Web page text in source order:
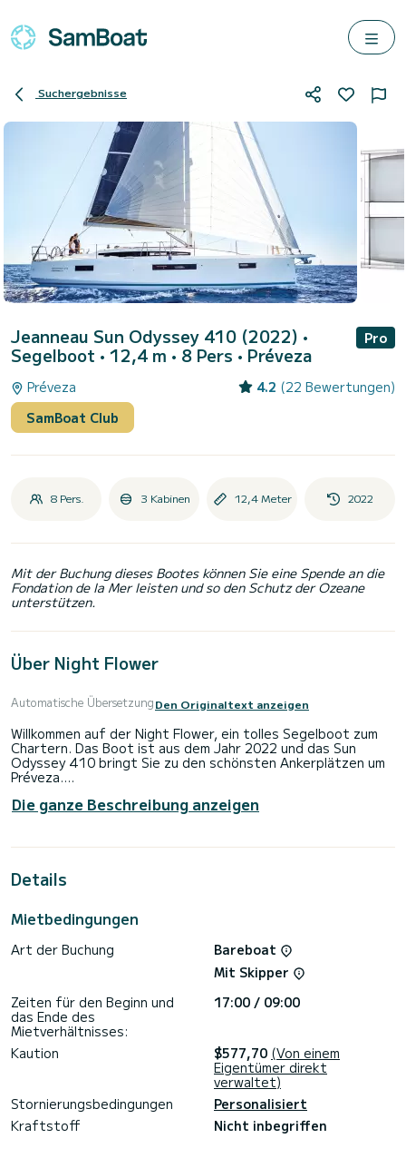
Suchergebnisse
Jeanneau Sun Odyssey 410 (2022) •
Segelboot • 12,4 m • 8 Pers • Préveza
Pro
Préveza 4.2 (22 Bewertungen)
SamBoat Club
8 Pers. 3 Kabinen 12,4 Meter 2022
Mit der Buchung dieses Bootes können Sie eine Spende an die
Fondation de la Mer leisten und so den Schutz der Ozeane
unterstützen.
Über Night Flower
Automatische ÜbersetzungDen Originaltext anzeigen
Willkommen auf der Night Flower, ein tolles Segelboot zum
Chartern. Das Boot ist aus dem Jahr 2022 und das Sun
Odyssey 410 bringt Sie zu den schönsten Ankerplätzen um
Préveza.
Das Boot hat 3 Kabinen mit allem Komfort und eine
Kapazität von 8 Personen. Mit einer Gesamtlänge von 12
einzigartigen Urlaub auf dem Wasser in der Umgebung von
einem Rollgenua ausgestattet. Es ist unter anderem mit
folgender Ausrüstung ausgestattet: Autopilot,
Haben Sie Fragen bezüglich des Bootes oder den
Charterbedingungen? Schicken Sie uns einfach eine
Nachricht auf SamBoat, unsere Mitarbeiter beantworten
Die ganze Beschreibung anzeigen
Details
Mietbedingungen
Art der Buchung
Bareboat
Mit Skipper
Zeiten für den Beginn und
das Ende des
Mietverhältnisses:
17:00 / 09:00
Kaution $577,70 (Von einem
Eigentümer direkt
verwaltet)
Stornierungsbedingungen
Personalisiert
Kraftstoff
Nicht inbegriffen